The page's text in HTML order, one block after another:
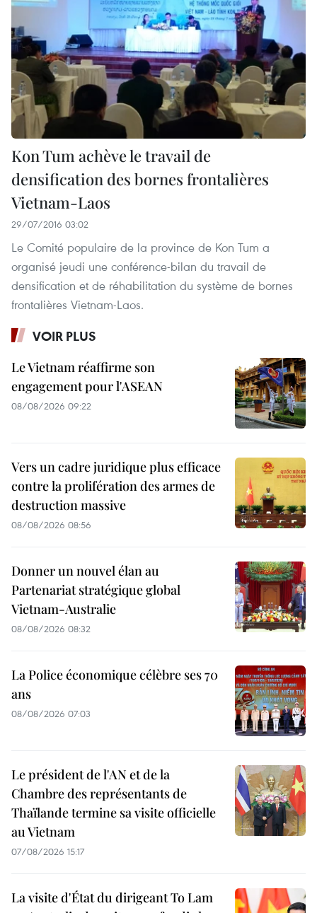
Kon Tum achève le travail de
densification des bornes frontalières
Vietnam-Laos
29/07/2016 03:02
Le Comité populaire de la province de Kon Tum a
organisé jeudi une conférence-bilan du travail de
densification et de réhabilitation du système de bornes
frontalières Vietnam-Laos.
VOIR PLUS
Le Vietnam réaffirme son
engagement pour l'ASEAN
08/08/2026 09:22
Vers un cadre juridique plus efficace
contre la prolifération des armes de
destruction massive
08/08/2026 08:56
Donner un nouvel élan au
Partenariat stratégique global
Vietnam-Australie
08/08/2026 08:32
La Police économique célèbre ses 70
ans
08/08/2026 07:03
Le président de l'AN et de la
Chambre des représentants de
Thaïlande termine sa visite officielle
au Vietnam
07/08/2026 15:17
La visite d'État du dirigeant To Lam